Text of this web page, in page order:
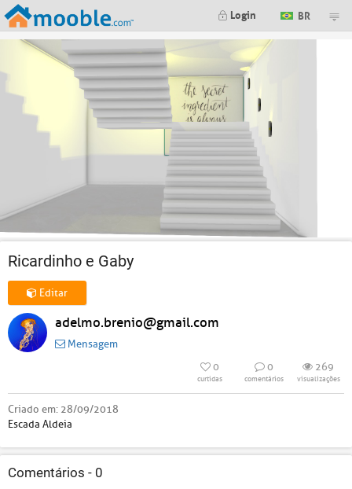
Login BR
Ricardinho e Gaby
Editar
adelmo.brenio@gmail.com
Mensagem
0
curtidas
0
comentários
269
visualizações
Criado em: 28/09/2018
Escada Aldeia
Comentários - 0